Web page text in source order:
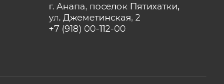
г. Анапа, поселок Пятихатки,
ул. Джеметинская, 2
+7 (918) 00-112-00